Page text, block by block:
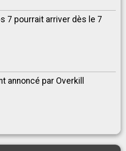
7 pourrait arriver dès le 7
annoncé par Overkill